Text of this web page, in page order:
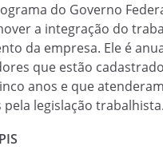
do Governo
a integração do
da empresa. Ele é
que estão
anos e que
pela legislação trabalhista.